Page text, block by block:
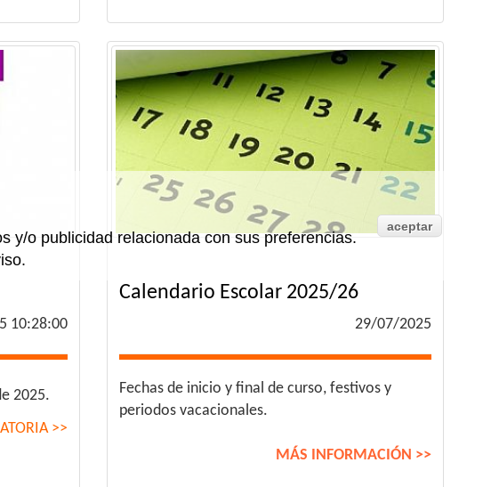
10:28:00
2025.
>>
Calendario Escolar 2025/26
29/07/2025
Fechas de inicio y final de curso, festivos y
periodos vacacionales.
MÁS INFORMACIÓN >>
y/o publicidad relacionada con sus preferencias.
aceptar